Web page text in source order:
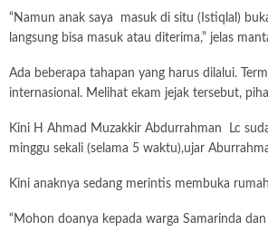
“Namun anak saya masuk di situ (Istiqlal)
langsung bisa masuk atau diterima,” jelas
Ada beberapa tahapan yang harus dilalui.
internasional. Melihat ekam jejak tersebut,
Kini H Ahmad Muzakkir Abdurrahman Lc
minggu sekali (selama 5 waktu),ujar
Kini anaknya sedang merintis membuka
“Mohon doanya kepada warga Samarinda